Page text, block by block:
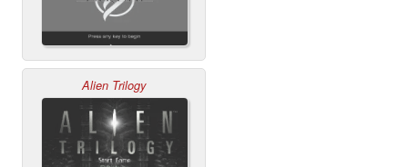
Alien Trilogy